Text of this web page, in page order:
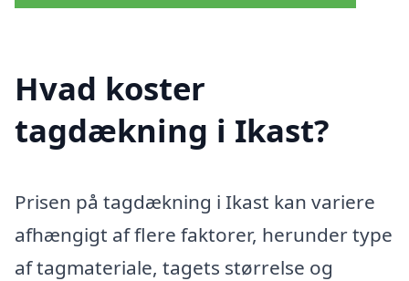
Hvad koster
tagdækning i Ikast?
Prisen på tagdækning i Ikast kan variere
afhængigt af flere faktorer, herunder type
af tagmateriale, tagets størrelse og